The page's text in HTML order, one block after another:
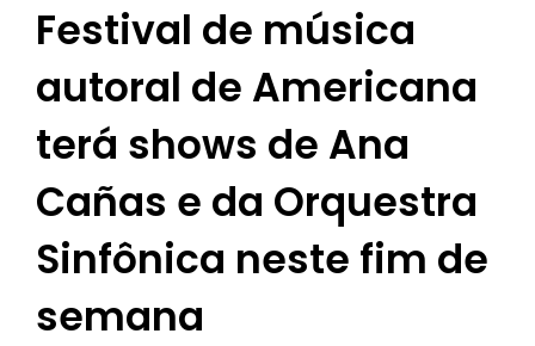
Festival de música
autoral de Americana
terá shows de Ana
Cañas e da Orquestra
Sinfônica neste fim de
semana